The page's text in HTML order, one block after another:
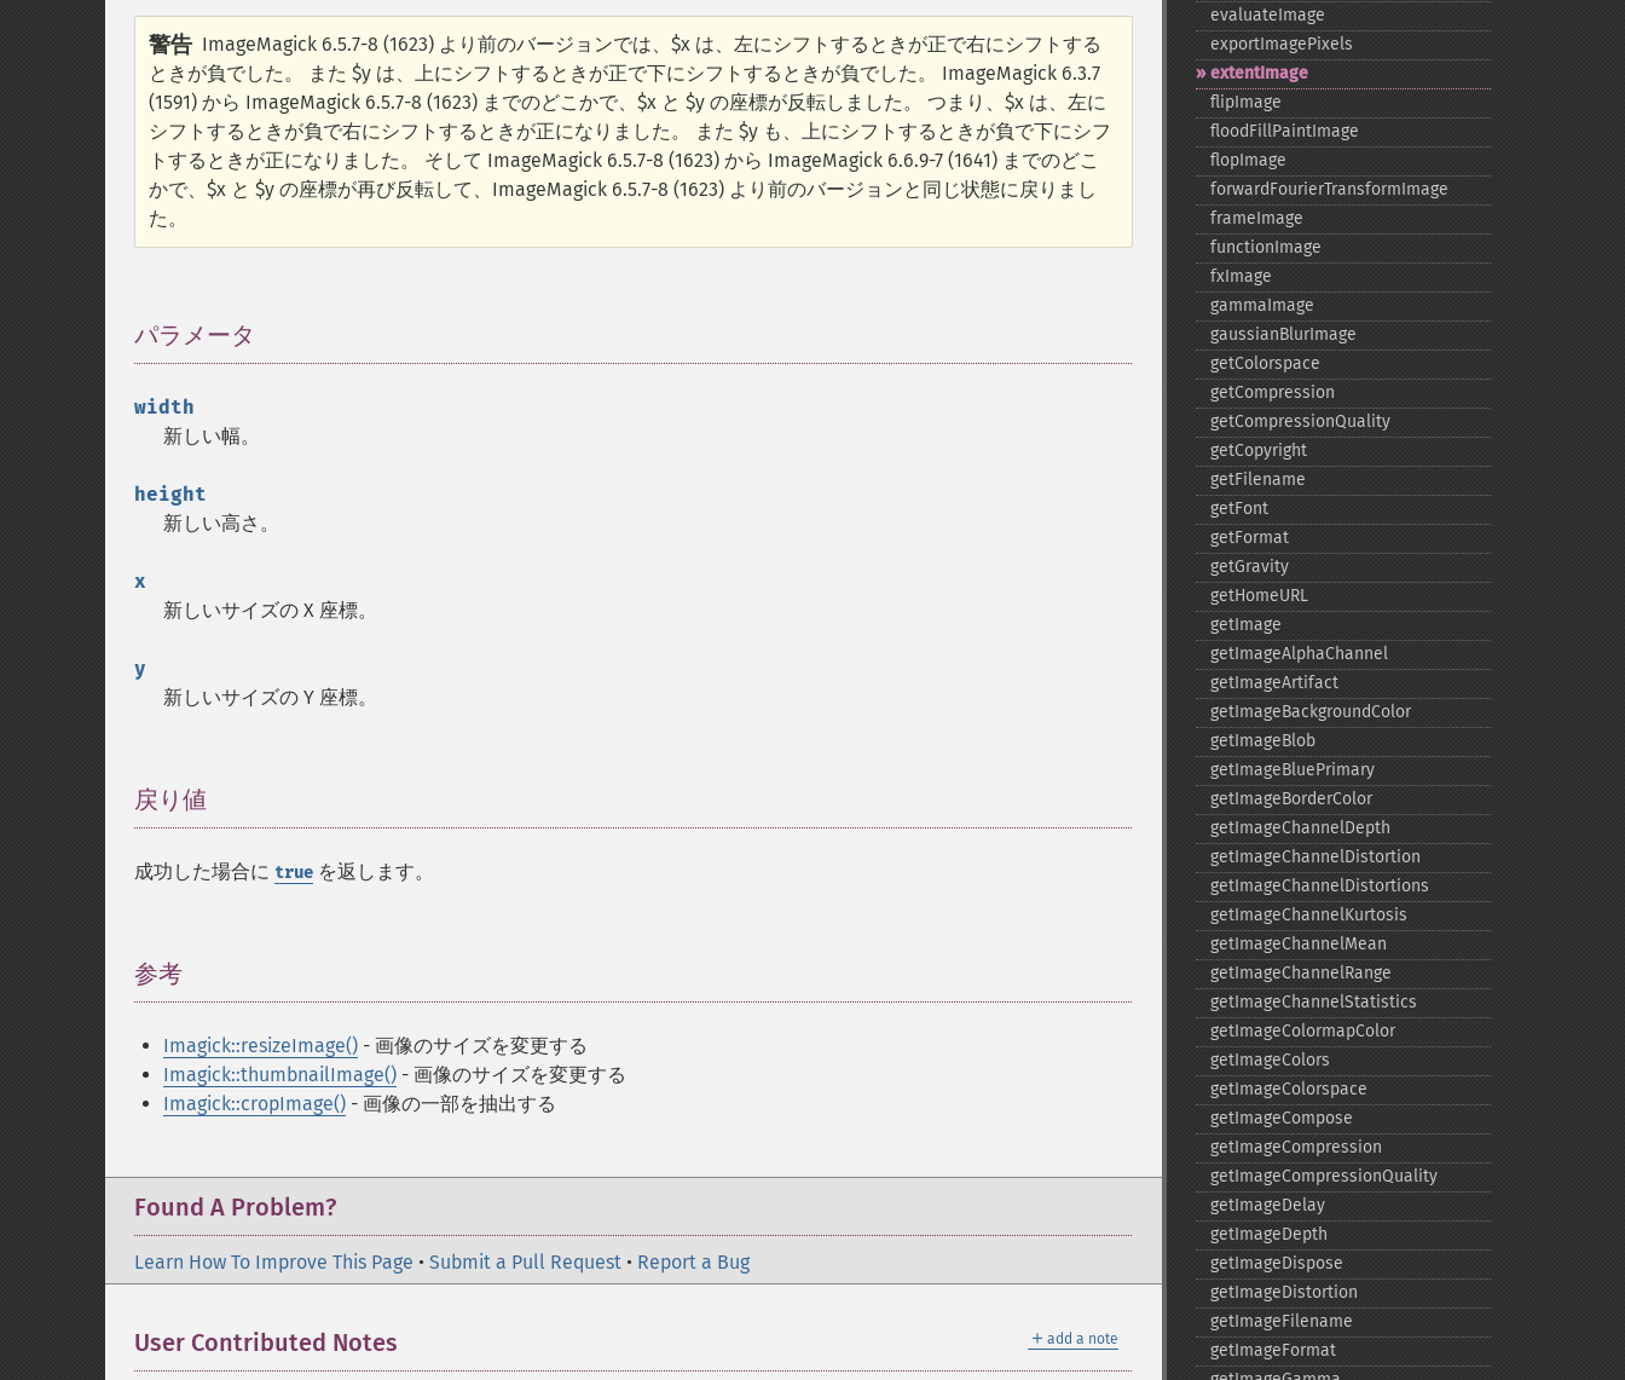
警告 ImageMagick 6.5.7-8 (1623) より前のバージョンでは、$x は、左にシフトするときが正で右にシフトする
ときが負でした。 また $y は、上にシフトするときが正で下にシフトするときが負でした。 ImageMagick 6.3.7
(1591) から ImageMagick 6.5.7-8 (1623) までのどこかで、$x と $y の座標が反転しました。 つまり、$x は、左に
シフトするときが負で右にシフトするときが正になりました。 また $y も、上にシフトするときが負で下にシフ
トするときが正になりました。 そして ImageMagick 6.5.7-8 (1623) から ImageMagick 6.6.9-7 (1641) までのどこ
かで、$x と $y の座標が再び反転して、ImageMagick 6.5.7-8 (1623) より前のバージョンと同じ状態に戻りまし
た。
パラメータ
width
新しい幅。
height
新しい高さ。
x
新しいサイズの X 座標。
y
新しいサイズの Y 座標。
戻り値
成功した場合に true を返します。
参考
Imagick::resizeImage() - 画像のサイズを変更する
Imagick::thumbnailImage() - 画像のサイズを変更する
Imagick::cropImage() - 画像の一部を抽出する
Found A Problem?
Learn How To Improve This Page • Submit a Pull Request • Report a Bug
＋ add a note
User Contributed Notes
evaluateImage
exportImagePixels
extentImage
flipImage
floodFillPaintImage
flopImage
forwardFourierTransformImage
frameImage
functionImage
fxImage
gammaImage
gaussianBlurImage
getColorspace
getCompression
getCompressionQuality
getCopyright
getFilename
getFont
getFormat
getGravity
getHomeURL
getImage
getImageAlphaChannel
getImageArtifact
getImageBackgroundColor
getImageBlob
getImageBluePrimary
getImageBorderColor
getImageChannelDepth
getImageChannelDistortion
getImageChannelDistortions
getImageChannelKurtosis
getImageChannelMean
getImageChannelRange
getImageChannelStatistics
getImageColormapColor
getImageColors
getImageColorspace
getImageCompose
getImageCompression
getImageCompressionQuality
getImageDelay
getImageDepth
getImageDispose
getImageDistortion
getImageFilename
getImageFormat